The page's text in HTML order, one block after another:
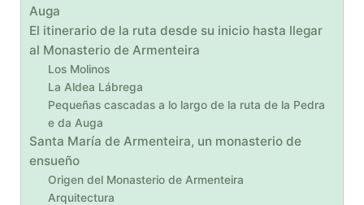
Auga
El itinerario de la ruta desde su inicio hasta llegar
al Monasterio de Armenteira
Los Molinos
La Aldea Lábrega
Pequeñas cascadas a lo largo de la ruta de la Pedra
e da Auga
Santa María de Armenteira, un monasterio de
ensueño
Origen del Monasterio de Armenteira
Arquitectura